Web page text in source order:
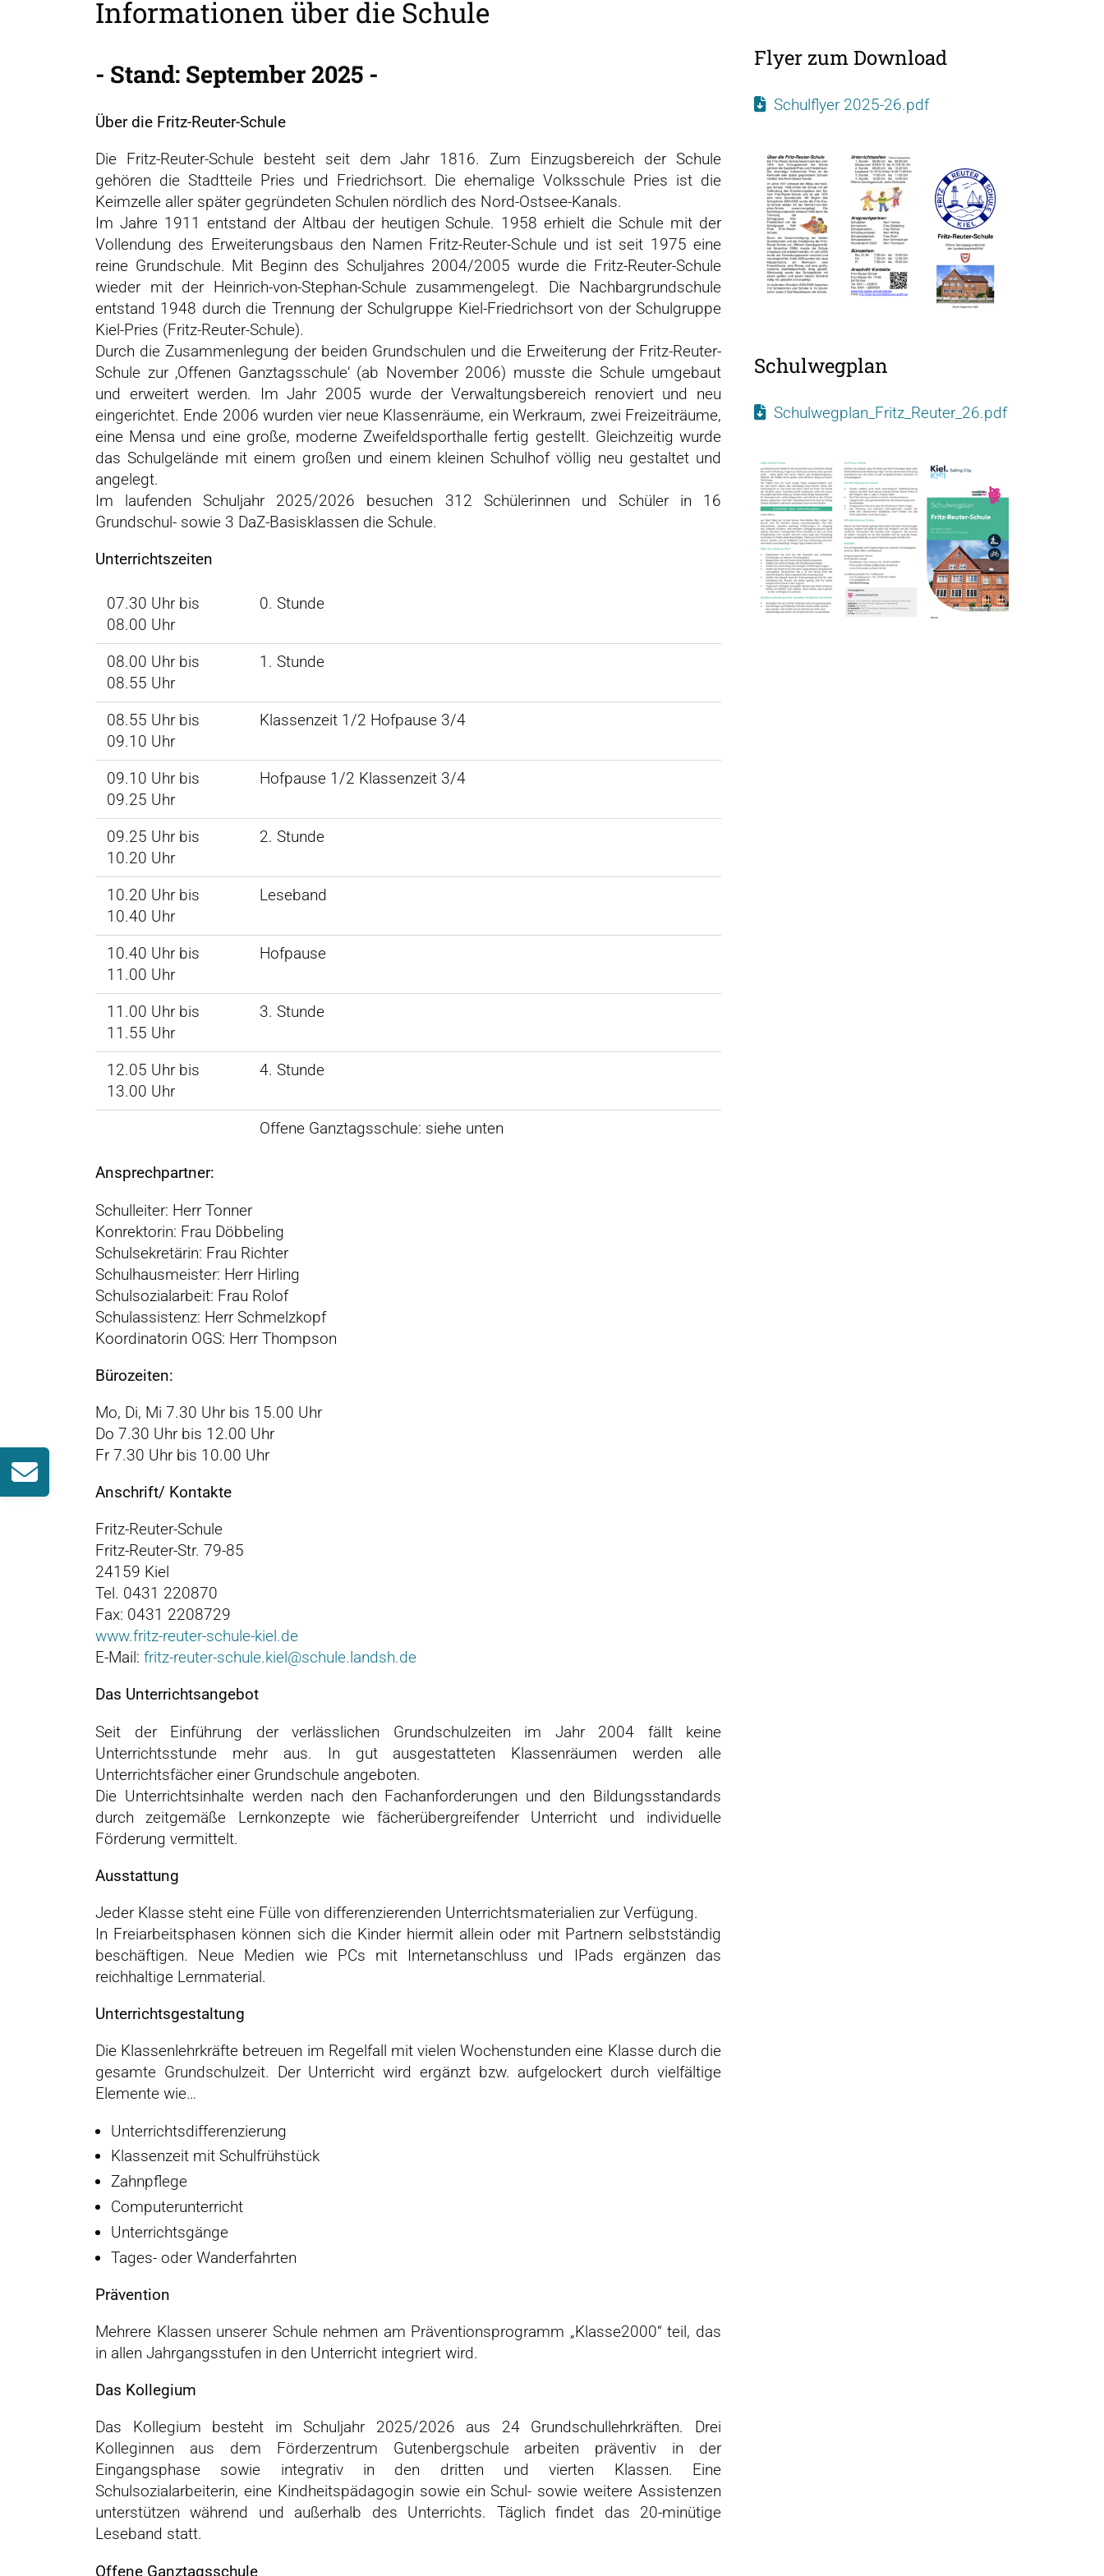
Informationen über die Schule
- Stand: September 2025 -
Über die Fritz-Reuter-Schule
Die Fritz-Reuter-Schule besteht seit dem Jahr 1816. Zum Einzugsbereich der Schule
gehören die Stadtteile Pries und Friedrichsort. Die ehemalige Volksschule Pries ist die
Keimzelle aller später gegründeten Schulen nördlich des Nord-Ostsee-Kanals.
Im Jahre 1911 entstand der Altbau der heutigen Schule. 1958 erhielt die Schule mit der
Vollendung des Erweiterungsbaus den Namen Fritz-Reuter-Schule und ist seit 1975 eine
reine Grundschule. Mit Beginn des Schuljahres 2004/2005 wurde die Fritz-Reuter-Schule
wieder mit der Heinrich-von-Stephan-Schule zusammengelegt. Die Nachbargrundschule
entstand 1948 durch die Trennung der Schulgruppe Kiel-Friedrichsort von der Schulgruppe
Kiel-Pries (Fritz-Reuter-Schule).
Durch die Zusammenlegung der beiden Grundschulen und die Erweiterung der Fritz-Reuter-
Schule zur ‚Offenen Ganztagsschule‘ (ab November 2006) musste die Schule umgebaut
und erweitert werden. Im Jahr 2005 wurde der Verwaltungsbereich renoviert und neu
eingerichtet. Ende 2006 wurden vier neue Klassenräume, ein Werkraum, zwei Freizeiträume,
eine Mensa und eine große, moderne Zweifeldsporthalle fertig gestellt. Gleichzeitig wurde
das Schulgelände mit einem großen und einem kleinen Schulhof völlig neu gestaltet und
angelegt.
Im laufenden Schuljahr 2025/2026 besuchen 312 Schülerinnen und Schüler in 16
Grundschul- sowie 3 DaZ-Basisklassen die Schule.
Unterrichtszeiten
07.30 Uhr bis
08.00 Uhr
0. Stunde
08.00 Uhr bis
08.55 Uhr
1. Stunde
08.55 Uhr bis
09.10 Uhr
Klassenzeit 1/2 Hofpause 3/4
09.10 Uhr bis
09.25 Uhr
Hofpause 1/2 Klassenzeit 3/4
09.25 Uhr bis
10.20 Uhr
2. Stunde
10.20 Uhr bis
10.40 Uhr
Leseband
10.40 Uhr bis
11.00 Uhr
Hofpause
11.00 Uhr bis
11.55 Uhr
3. Stunde
12.05 Uhr bis
13.00 Uhr
4. Stunde
Offene Ganztagsschule: siehe unten
Ansprechpartner:
Schulleiter: Herr Tonner
Konrektorin: Frau Döbbeling
Schulsekretärin: Frau Richter
Schulhausmeister: Herr Hirling
Schulsozialarbeit: Frau Rolof
Schulassistenz: Herr Schmelzkopf
Koordinatorin OGS: Herr Thompson
Bürozeiten:
Mo, Di, Mi 7.30 Uhr bis 15.00 Uhr
Do 7.30 Uhr bis 12.00 Uhr
Fr 7.30 Uhr bis 10.00 Uhr
Anschrift/ Kontakte
Fritz-Reuter-Schule
Fritz-Reuter-Str. 79-85
24159 Kiel
Tel. 0431 220870
Fax: 0431 2208729
www.fritz-reuter-schule-kiel.de
E-Mail: fritz-reuter-schule.kiel@schule.landsh.de
Das Unterrichtsangebot
Seit der Einführung der verlässlichen Grundschulzeiten im Jahr 2004 fällt keine
Unterrichtsstunde mehr aus. In gut ausgestatteten Klassenräumen werden alle
Unterrichtsfächer einer Grundschule angeboten.
Die Unterrichtsinhalte werden nach den Fachanforderungen und den Bildungsstandards
durch zeitgemäße Lernkonzepte wie fächerübergreifender Unterricht und individuelle
Förderung vermittelt.
Ausstattung
Jeder Klasse steht eine Fülle von differenzierenden Unterrichtsmaterialien zur Verfügung.
In Freiarbeitsphasen können sich die Kinder hiermit allein oder mit Partnern selbstständig
beschäftigen. Neue Medien wie PCs mit Internetanschluss und IPads ergänzen das
reichhaltige Lernmaterial.
Unterrichtsgestaltung
Die Klassenlehrkräfte betreuen im Regelfall mit vielen Wochenstunden eine Klasse durch die
gesamte Grundschulzeit. Der Unterricht wird ergänzt bzw. aufgelockert durch vielfältige
Elemente wie…
Unterrichtsdifferenzierung
Klassenzeit mit Schulfrühstück
Zahnpflege
Computerunterricht
Unterrichtsgänge
Tages- oder Wanderfahrten
Prävention
Mehrere Klassen unserer Schule nehmen am Präventionsprogramm „Klasse2000“ teil, das
in allen Jahrgangsstufen in den Unterricht integriert wird.
Das Kollegium
Das Kollegium besteht im Schuljahr 2025/2026 aus 24 Grundschullehrkräften. Drei
Kolleginnen aus dem Förderzentrum Gutenbergschule arbeiten präventiv in der
Eingangsphase sowie integrativ in den dritten und vierten Klassen. Eine
Schulsozialarbeiterin, eine Kindheitspädagogin sowie ein Schul- sowie weitere Assistenzen
unterstützen während und außerhalb des Unterrichts. Täglich findet das 20-minütige
Leseband statt.
Offene Ganztagsschule
Flyer zum Download
Schulflyer 2025-26.pdf
Schulwegplan
Schulwegplan_Fritz_Reuter_26.pdf